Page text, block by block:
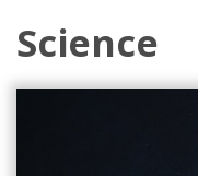
Science